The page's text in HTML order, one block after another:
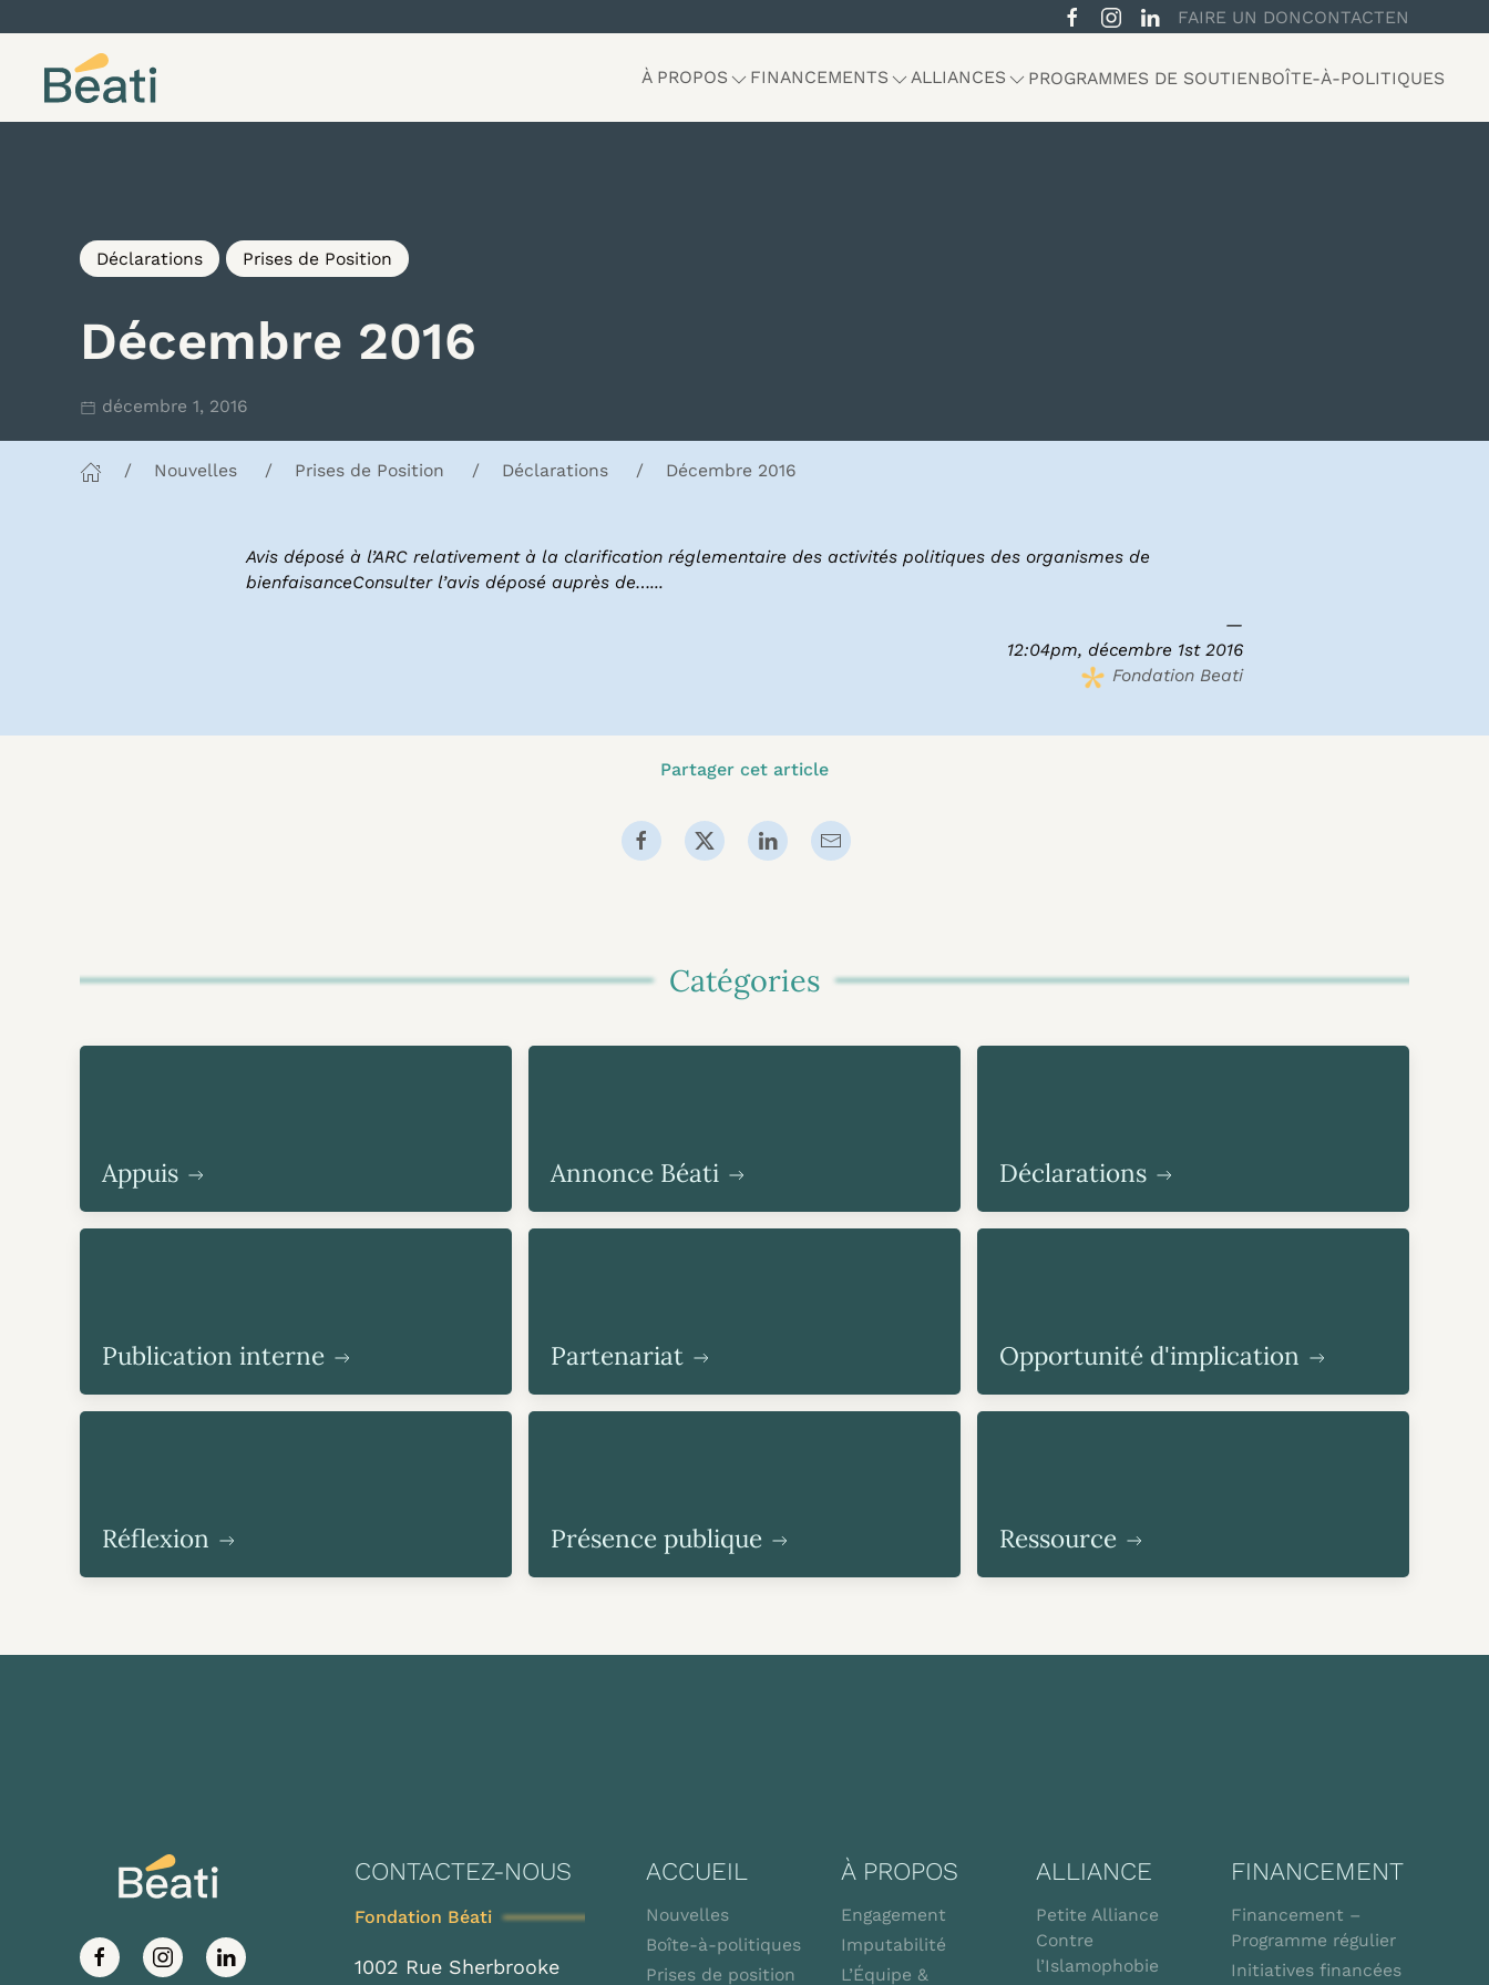
FAIRE UN DONCONTACTEN
À PROPOS FINANCEMENTS ALLIANCES PROGRAMMES DE SOUTIENBOÎTE-À-POLITIQUES
Déclarations Prises de Position
Décembre 2016
décembre 1, 2016
Nouvelles Prises de Position Déclarations Décembre 2016
Avis déposé à l’ARC relativement à la clarification réglementaire des activités politiques des organismes de
bienfaisanceConsulter l’avis déposé auprès de…...
12:04pm, décembre 1st 2016
Fondation Beati
Partager cet article
Catégories
Appuis Annonce Béati Déclarations
Publication interne Partenariat Opportunité d'implication
Réflexion Présence publique Ressource
CONTACTEZ-NOUS
Fondation Béati
1002 Rue Sherbrooke
ACCUEIL
Nouvelles
Boîte-à-politiques
Prises de position
À PROPOS
Engagement
Imputabilité
L’Équipe &
ALLIANCE
Petite Alliance
Contre
l’Islamophobie
FINANCEMENT
Financement –
Programme régulier
Initiatives financées